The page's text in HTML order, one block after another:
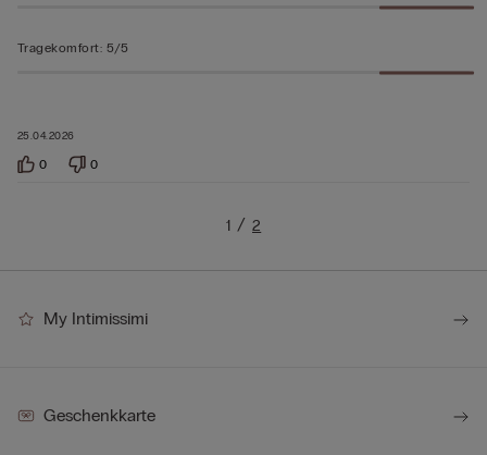
25.04.2026
Tragekomfort: 5/5
0 0
1 2
My Intimissimi
Geschenkkarte